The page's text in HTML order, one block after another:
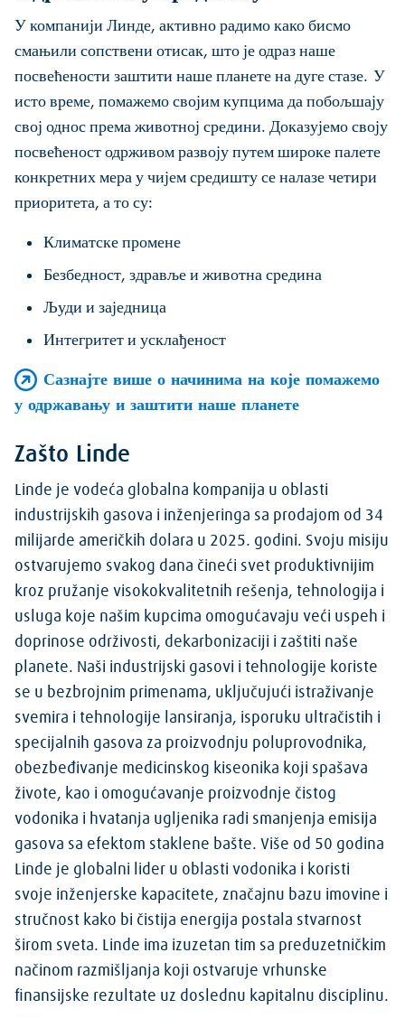
У компанији Линде, активно радимо како бисмо
смањили сопствени отисак, што је одраз наше
посвећености заштити наше планете на дуге стазе. У
исто време, помажемо својим купцима да побољшају
свој однос према животној средини. Доказујемо своју
посвећеност одрживом развоју путем широке палете
конкретних мера у чијем средишту се налазе четири
приоритета, а то су:
Климатске промене
Безбедност, здравље и животна средина
Људи и заједница
Интегритет и усклађеност
Сазнајте више о начинима на које помажемо
у одржавању и заштити наше планете
Zašto Linde
Linde je vodeća globalna kompanija u oblasti
industrijskih gasova i inženjeringa sa prodajom od 34
milijarde američkih dolara u 2025. godini. Svoju misiju
ostvarujemo svakog dana čineći svet produktivnijim
kroz pružanje visokokvalitetnih rešenja, tehnologija i
usluga koje našim kupcima omogućavaju veći uspeh i
doprinose održivosti, dekarbonizaciji i zaštiti naše
planete. Naši industrijski gasovi i tehnologije koriste
se u bezbrojnim primenama, uključujući istraživanje
svemira i tehnologije lansiranja, isporuku ultračistih i
specijalnih gasova za proizvodnju poluprovodnika,
obezbeđivanje medicinskog kiseonika koji spašava
živote, kao i omogućavanje proizvodnje čistog
vodonika i hvatanja ugljenika radi smanjenja emisija
gasova sa efektom staklene bašte. Više od 50 godina
Linde je globalni lider u oblasti vodonika i koristi
svoje inženjerske kapacitete, značajnu bazu imovine i
stručnost kako bi čistija energija postala stvarnost
širom sveta. Linde ima izuzetan tim sa preduzetničkim
načinom razmišljanja koji ostvaruje vrhunske
finansijske rezultate uz doslednu kapitalnu disciplinu.